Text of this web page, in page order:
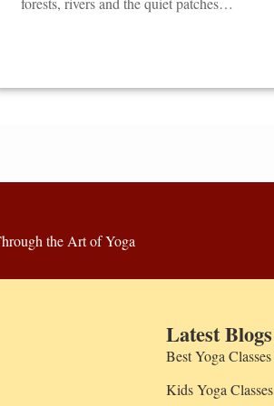
the Art of Yoga
Latest Blogs
Best Yoga Classes
Kids Yoga Classes